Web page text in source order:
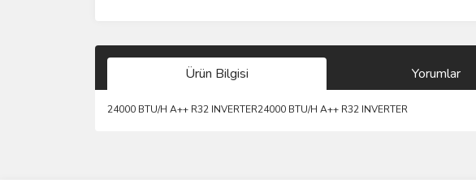
Ürün Bilgisi Yorumlar
24000 BTU/H A++ R32 INVERTER24000 BTU/H A++ R32 INVERTER